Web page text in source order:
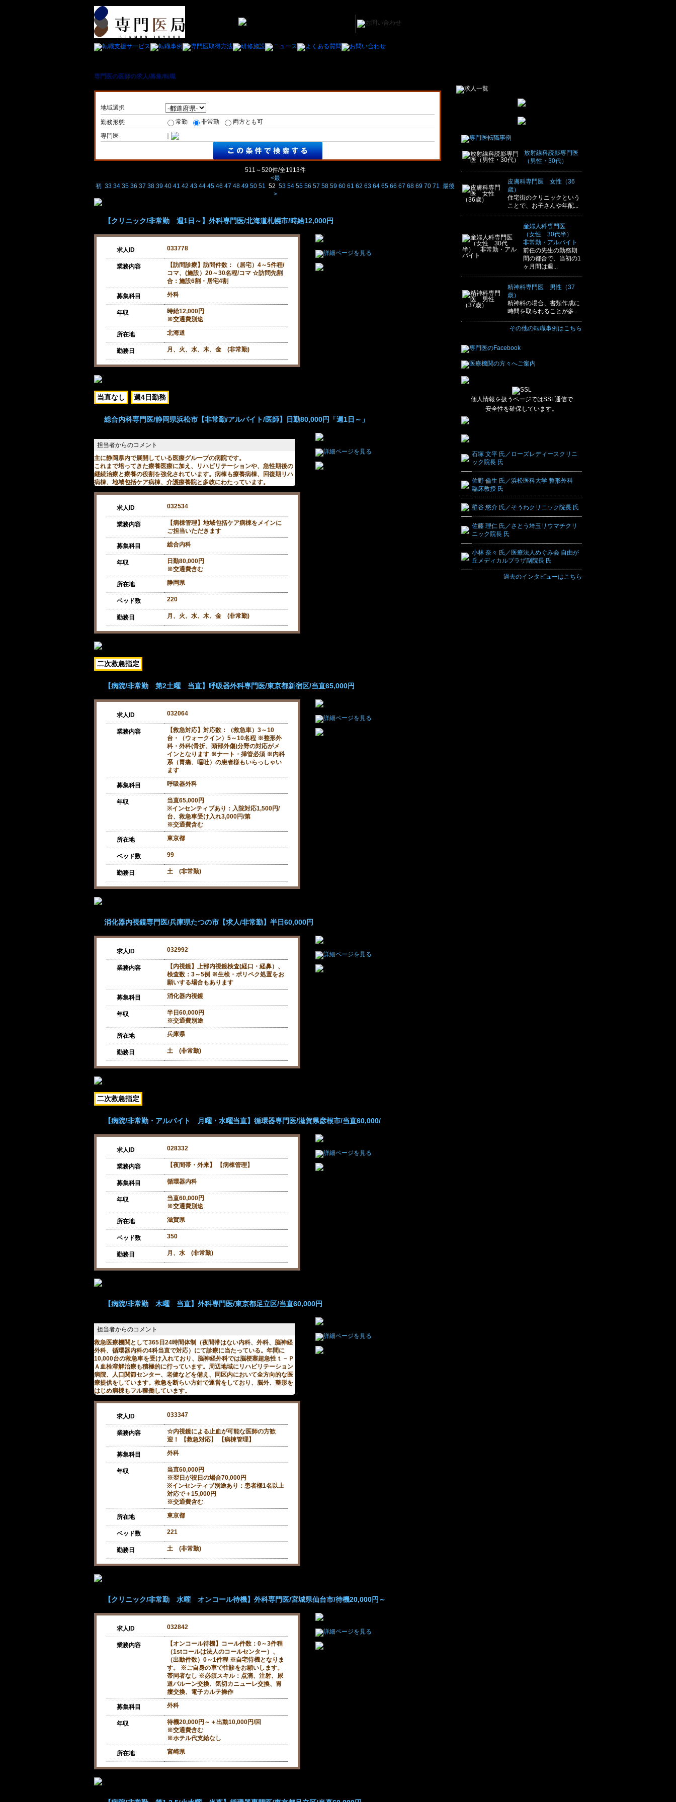
専門医の医師の求人/募集/転職
地域選択
勤務形態 常勤 非常勤
両方とも可
専門医
511～520件/全1913件
<最
初 33 34 35 36 37 38 39 40 41 42 43 44 45 46 47 48 49 50 51 52 53 54 55 56 57 58 59 60 61 62 63 64 65 66 67 68 69 70 71 最後
>
【クリニック/非常勤 週1日～】外科専門医/北海道札幌市/時給12,000円
求人ID 033778
業務内容
【訪問診療】訪問件数：（居宅）4～5件程/
コマ、(施設）20～30名程/コマ ☆訪問先割
合：施設6割・居宅4割
募集科目 外科
年収
時給12,000円
※交通費別途
所在地 北海道
勤務日 月、火、水、木、金 (非常勤)
当直なし 週4日勤務
総合内科専門医/静岡県浜松市【非常勤/アルバイト/医師】日勤80,000円「週1日～」
主に静岡県内で展開している医療グループの病院です。
これまで培ってきた療養医療に加え、リハビリテーションや、急性期後の
継続治療と療養の役割を強化されています。病棟も療養病棟、回復期リハ
病棟、地域包括ケア病棟、介護療養院と多岐にわたっています。
求人ID 032534
業務内容
【病棟管理】地域包括ケア病棟をメインに
ご担当いただきます
募集科目 総合内科
年収
日勤80,000円
※交通費含む
所在地 静岡県
ベッド数 220
勤務日 月、火、水、木、金 (非常勤)
二次救急指定
【病院/非常勤 第2土曜 当直】呼吸器外科専門医/東京都新宿区/当直65,000円
求人ID 032064
業務内容
【救急対応】対応数：（救急車）3～10
台・（ウォークイン）5～10名程 ※整形外
科・外科(骨折、頭部外傷)分野の対応がメ
インとなります ※ナート・挿管必須 ※内科
系（胃痛、嘔吐）の患者様もいらっしゃい
ます
募集科目 呼吸器外科
年収
当直65,000円
※インセンティブあり：入院対応1,500円/
台、救急車受け入れ3,000円/第
※交通費含む
所在地 東京都
ベッド数 99
勤務日 土 (非常勤)
消化器内視鏡専門医/兵庫県たつの市【求人/非常勤】半日60,000円
求人ID 032992
業務内容
【内視鏡】上部内視鏡検査(経口・経鼻）、
検査数：3～5例 ※生検・ポリペク処置をお
願いする場合もあります
募集科目 消化器内視鏡
年収
半日60,000円
※交通費別途
所在地 兵庫県
勤務日 土 (非常勤)
二次救急指定
【病院/非常勤・アルバイト 月曜・水曜当直】循環器専門医/滋賀県彦根市/当直60,000/
求人ID 028332
業務内容 【夜間帯・外来】 【病棟管理】
募集科目 循環器内科
年収
当直60,000円
※交通費別途
所在地 滋賀県
ベッド数 350
勤務日 月、水 (非常勤)
【病院/非常勤 木曜 当直】外科専門医/東京都足立区/当直60,000円
救急医療機関として365日24時間体制（夜間帯はない内科、外科、脳神経
外科、循環器内科の4科当直で対応）にて診療に当たっている。年間に
10,000台の救急車を受け入れており、脳神経外科では脳梗塞超急性ｔ－Ｐ
Ａ血栓溶解治療も積極的に行っています。周辺地域にリハビリテーション
病院、人口関節センター、老健などを備え、同区内において全方向的な医
療提供をしています。救急を断らい方針で運営をしており、脳外、整形を
はじめ病棟もフル稼働しています。
求人ID 033347
業務内容
☆内視鏡による止血が可能な医師の方歓
迎！ 【救急対応】 【病棟管理】
募集科目 外科
年収
当直60,000円
※翌日が祝日の場合70,000円
※インセンティブ別途あり：患者様1名以上
対応で＋15,000円
※交通費含む
所在地 東京都
ベッド数 221
勤務日 土 (非常勤)
【クリニック/非常勤 水曜 オンコール待機】外科専門医/宮城県仙台市/待機20,000円～
求人ID 032842
業務内容
【オンコール待機】コール件数：0～3件程
（1stコールは法人のコールセンター）、
（出動件数）0～1件程 ※自宅待機となりま
す。 ※ご自身の車で往診をお願いします。
帯同者なし ※必須スキル：点滴、注射、尿
道バルーン交換、気切カニューレ交換、胃
瘻交換、電子カルテ操作
募集科目 外科
年収
待機20,000円～＋出動10,000円/回
※交通費含む
※ホテル代支給なし
所在地 宮崎県
放射線科読影専門医
（男性・30代）
皮膚科専門医 女性（36
歳）
住宅街のクリニックという
ことで、お子さんや年配...
産婦人科専門医
（女性 30代半）
非常勤・アルバイト
前任の先生の勤務期
間の都合で、当初の1
ヶ月間は週...
精神科専門医 男性（37
歳）
精神科の場合、書類作成に
時間を取られることが多...
その他の転職事例はこちら
個人情報を扱うページではSSL通信で
安全性を確保しています。
石塚 文平 氏／ローズレディースクリニ
ック院長 氏
佐野 倫生 氏／浜松医科大学 整形外科
臨床教授 氏
壁谷 悠介 氏／そうわクリニック院長 氏
佐藤 理仁 氏／さとう埼玉リウマチクリ
ニック院長 氏
小林 奈々 氏／医療法人めぐみ会 自由が
丘メディカルプラザ副院長 氏
過去のインタビューはこちら